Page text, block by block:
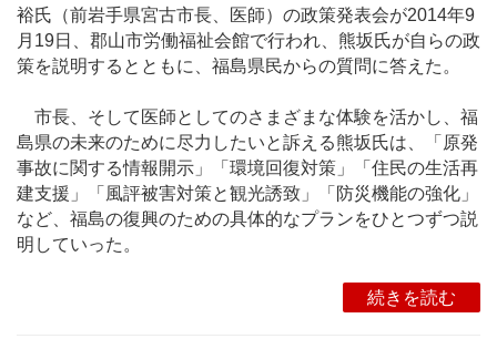
裕氏（前岩手県宮古市長、医師）の政策発表会が2014年9
月19日、郡山市労働福祉会館で行われ、熊坂氏が自らの政
策を説明するとともに、福島県民からの質問に答えた。
市長、そして医師としてのさまざまな体験を活かし、福
島県の未来のために尽力したいと訴える熊坂氏は、「原発
事故に関する情報開示」「環境回復対策」「住民の生活再
建支援」「風評被害対策と観光誘致」「防災機能の強化」
など、福島の復興のための具体的なプランをひとつずつ説
明していった。
続きを読む